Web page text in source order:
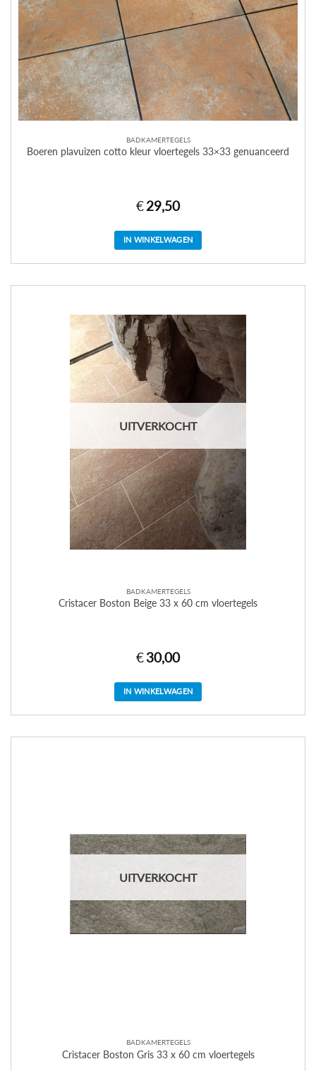
BADKAMERTEGELS
Boeren plavuizen cotto kleur vloertegels 33×33 genuanceerd
€29,50
IN WINKELWAGEN
UITVERKOCHT
BADKAMERTEGELS
Cristacer Boston Beige 33 x 60 cm vloertegels
€30,00
IN WINKELWAGEN
UITVERKOCHT
BADKAMERTEGELS
Cristacer Boston Gris 33 x 60 cm vloertegels